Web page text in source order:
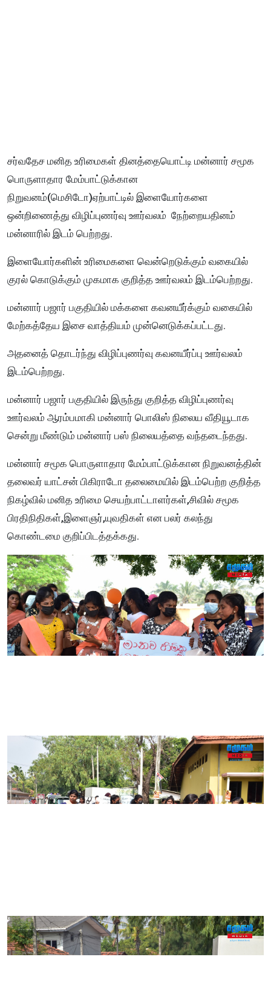
சர்வதேச மனித உரிமைகள் தினத்தையொட்டி மன்னார் சமூக
பொருளாதார மேம்பாட்டுக்கான
நிறுவனம்(மெசிடோ)ஏற்பாட்டில் இளையோர்களை
ஒன்றிணைத்து விழிப்புணர்வு ஊர்வலம் நேற்றையதினம்
மன்னாரில் இடம் பெற்றது.
இளையோர்களின் உரிமைகளை வென்றெடுக்கும் வகையில்
குரல் கொடுக்கும் முகமாக குறித்த ஊர்வலம் இடம்பெற்றது.
மன்னார் பஜார் பகுதியில் மக்களை கவனயீர்க்கும் வகையில்
மேற்கத்தேய இசை வாத்தியம் முன்னெடுக்கப்பட்டது.
அதனைத் தொடர்ந்து விழிப்புணர்வு கவனயீர்ப்பு ஊர்வலம்
இடம்பெற்றது.
மன்னார் பஜார் பகுதியில் இருந்து குறித்த விழிப்புணர்வு
ஊர்வலம் ஆரம்பமாகி மன்னார் பொலிஸ் நிலைய வீதியூடாக
சென்று மீண்டும் மன்னார் பஸ் நிலையத்தை வந்தடைந்தது.
மன்னார் சமூக பொருளாதார மேம்பாட்டுக்கான நிறுவனத்தின்
தலைவர் யாட்சன் பிகிராடோ தலைமையில் இடம்பெற்ற குறித்த
நிகழ்வில் மனித உரிமை செயற்பாட்டாளர்கள்,சிவில் சமூக
பிரதிநிதிகள்,இளைஞர்,யுவதிகள் என பலர் கலந்து
கொண்டமை குறிப்பிடத்தக்கது.